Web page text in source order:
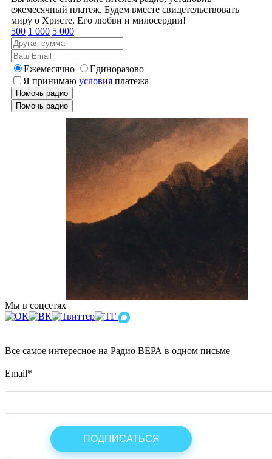
ежемесячный платеж. Будем вместе свидетельствовать
миру о Христе, Его любви и милосердии!
500 1 000 5 000
Ежемесячно
Единоразово
Я принимаю условия платежа
Помочь радио
Помочь радио
Мы в соцсетях
Все самое интересное на Радио ВЕРА в одном письме
Email*